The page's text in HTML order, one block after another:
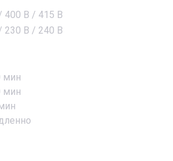
400 В / 415 В
230 В / 240 В
мин
мин